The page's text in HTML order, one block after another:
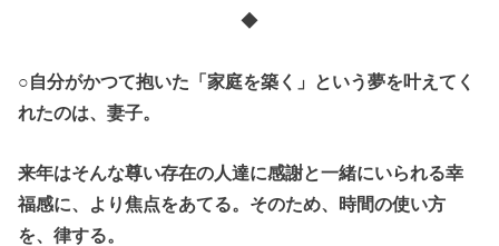
◆
○自分がかつて抱いた「家庭を築く」という夢を叶えてく
れたのは、妻子。
来年はそんな尊い存在の人達に感謝と一緒にいられる幸
福感に、より焦点をあてる。そのため、時間の使い方
を、律する。